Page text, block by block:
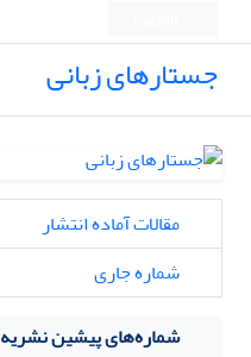
جستارهای زبانی
مقالات آماده انتشار
شماره جاری
شماره‌های پیشین نشریه